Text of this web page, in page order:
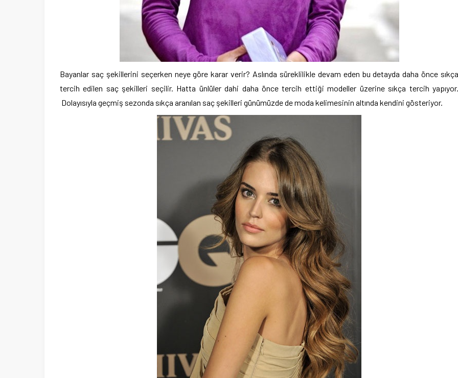
Bayanlar saç şekillerini seçerken neye göre karar verir? Aslında süreklilikle devam eden bu detayda daha önce sıkça
tercih edilen saç şekilleri seçilir. Hatta ünlüler dahi daha önce tercih ettiği modeller üzerine sıkça tercih yapıyor.
Dolayısıyla geçmiş sezonda sıkça aranılan saç şekilleri günümüzde de moda kelimesinin altında kendini gösteriyor.